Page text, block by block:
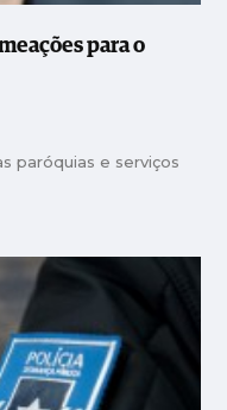
para o
paróquias e serviços